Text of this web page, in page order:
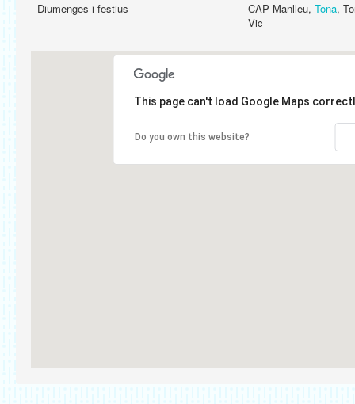
Diumenges i festius
CAP Manlleu, Tona,
Vic
This page can't load Google Maps
Do you own this website?